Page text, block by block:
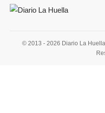
© 2013 - 2026 Diario La